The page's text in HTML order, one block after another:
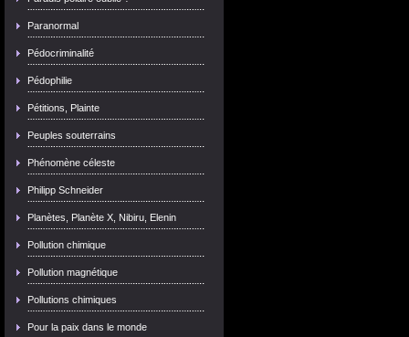
Paranormal
Pédocriminalité
Pédophilie
Pétitions, Plainte
Peuples souterrains
Phénomène céleste
Philipp Schneider
Planètes, Planète X, Nibiru, Elenin
Pollution chimique
Pollution magnétique
Pollutions chimiques
Pour la paix dans le monde